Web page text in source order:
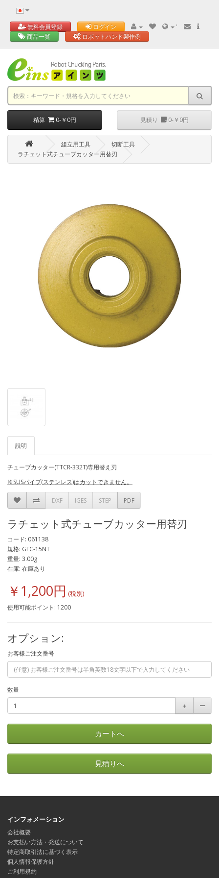
無料会員登録 ログイン
'
商品一覧
ロボットハンド製作例
精算 0-￥0円 見積り 0-￥0円
組立用工具
切断工具
ラチェット式チューブカッター用替刃
説明
チューブカッター(TTCR-332T)専用替え刃
※SUSパイプ(ステンレス)はカットできません。
DXF IGES STEP PDF
ラチェット式チューブカッター用替刃
コード: 061138
規格: GFC-15NT
重量: 3.00g
在庫: 在庫あり
￥1,200円
使用可能ポイント: 1200
オプション:
お客様ご注文番号
数量
＋
ー
カートへ
見積りへ
インフォメーション
会社概要
お支払い方法・発送について
特定商取引法に基づく表示
個人情報保護方針
ご利用規約